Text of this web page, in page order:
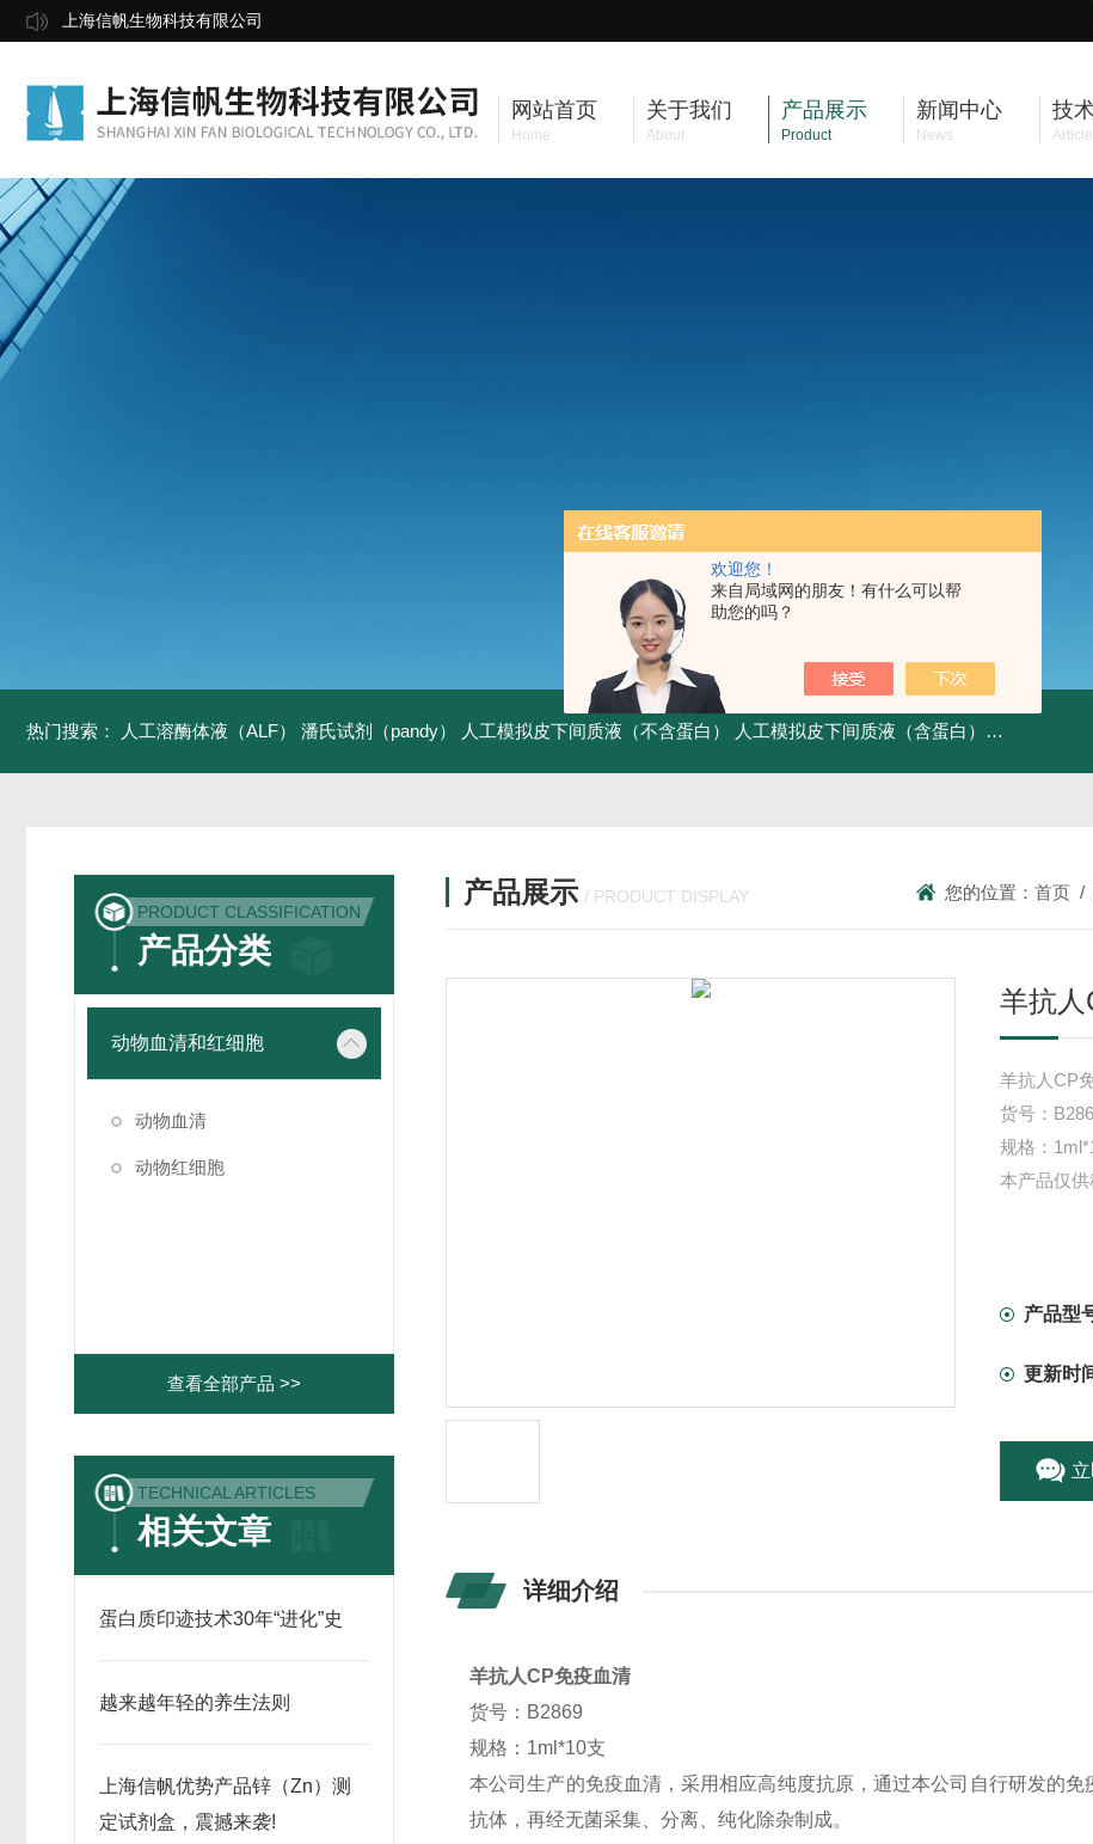
欢迎您！
来自局域网的朋友！有什么可以帮
助您的吗？
上海信帆生物科技有限公司
网站首页
Home
关于我们
About
产品展示
Product
新闻中心
News
技
Article
热门搜索： 人工溶酶体液（ALF） 潘氏试剂（pandy） 人工模拟皮下间质液（不含蛋白） 人工模拟皮下间质液（含蛋白） FITC标记小
PRODUCT CLASSIFICATION
产品分类
动物血清和红细胞
动物血清
动物红细胞
查看全部产品 >>
TECHNICAL ARTICLES
相关文章
蛋白质印迹技术30年“进化”史
越来越年轻的养生法则
上海信帆优势产品锌（Zn）测
定试剂盒，震撼来袭!
产品展示 / PRODUCT DISPLAY 您的位置： 首页 /
羊抗人
羊抗人CP
货号：
规格：
本产品仅供
产品型
更新时
详细介绍
羊抗人CP免疫血清
货号：B2869
规格：1ml*10支
本公司生产的免疫血清，采用相应高纯度抗原，通过本公司自行研发的
抗体，再经无菌采集、分离、纯化除杂制成。